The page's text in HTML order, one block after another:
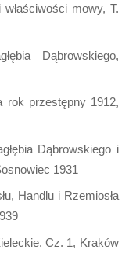
mowy, T.
Dąbrowskiego,
rok przestępny 1912,
Dąbrowskiego i
1931
Handlu i Rzemiosła
Cz. 1, Kraków